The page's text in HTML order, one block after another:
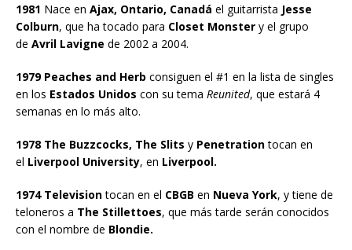
1981 Nace en Ajax, Ontario, Canadá el guitarrista Jesse
Colburn, que ha tocado para Closet Monster y el grupo
de Avril Lavigne de 2002 a 2004.
1979 Peaches and Herb consiguen el #1 en la lista de singles
en los Estados Unidos con su tema Reunited, que estará 4
semanas en lo más alto.
1978 The Buzzcocks, The Slits y Penetrationtocan en
el Liverpool University, en Liverpool.
1974 Televisiontocan en el CBGB en Nueva York, y tiene de
teloneros a The Stillettoes, que más tarde serán conocidos
con el nombre de Blondie.